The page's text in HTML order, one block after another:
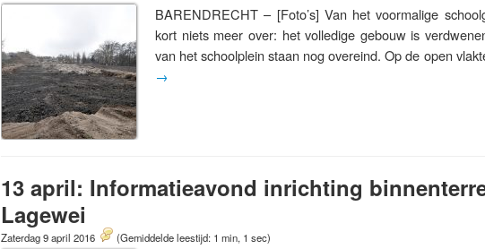
BARENDRECHT – [Foto’s] Van het voormalige
kort niets meer over: het volledige gebouw is
van het schoolplein staan nog overeind. Op de open
→
13 april: Informatieavond inrichting
Lagewei
Zaterdag 9 april 2016 (Gemiddelde leestijd: 1 min, 1 sec)